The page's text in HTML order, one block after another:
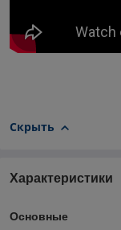
Скрыть
Характеристики
Основные